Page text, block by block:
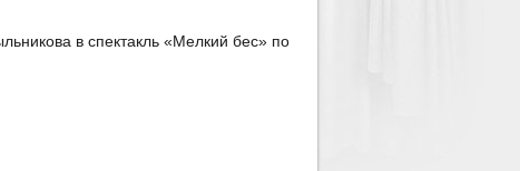
в спектакль «Мелкий бес» по